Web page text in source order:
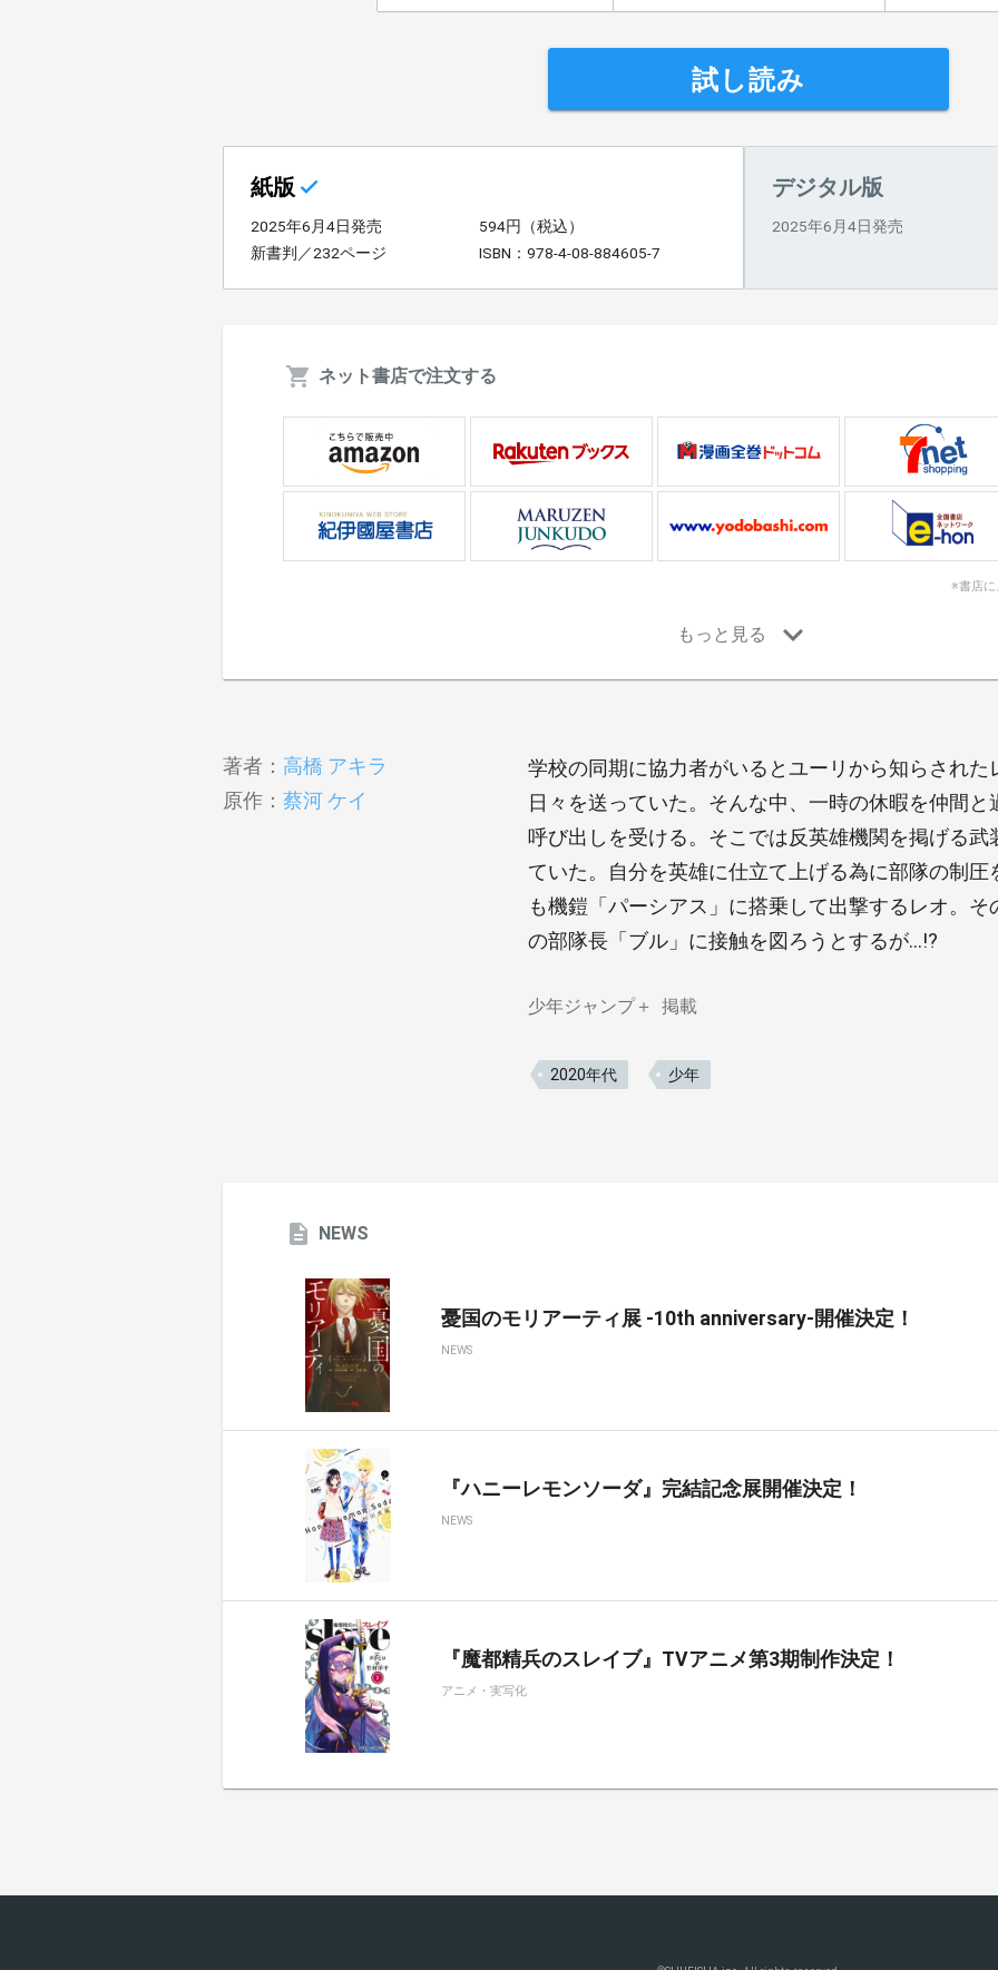
試し読み
紙版
2025年6月4日発売
594円（税込）
新書判／232ページ
ISBN：978-4-08-884605-7
デジタル版
2025年6月4日発売
ネット書店で注文する
※書店に
著者： 高橋 アキラ
原作： 蔡河 ケイ
学校の同期に協力者がいるとユーリから知らされ
日々を送っていた。そんな中、一時の休暇を仲間
呼び出しを受ける。そこでは反英雄機関を掲げる
ていた。自分を英雄に仕立て上げる為に部隊の制
も機鎧「パーシアス」に搭乗して出撃するレオ。
の部隊長「ブル」に接触を図ろうとするが…!?
少年ジャンプ＋ 掲載
2020年代 少年
NEWS
憂国のモリアーティ展 -10th anniversary-開催決定！
NEWS
『ハニーレモンソーダ』完結記念展開催決定！
NEWS
『魔都精兵のスレイブ』TVアニメ第3期制作決定！
アニメ・実写化